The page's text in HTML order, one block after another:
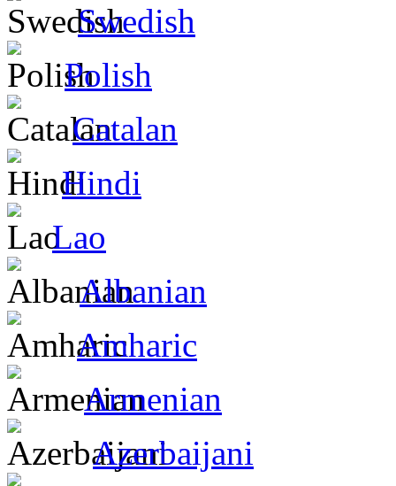
Swedish
Polish
Catalan
Hindi
Lao
Albanian
Amharic
Armenian
Azerbaijani